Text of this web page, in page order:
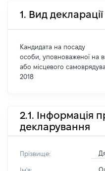
1. Вид
Кандидата на посаду
особи, уповноваженої на
або місцевого
2018
2.1. Інформація
декларування
Прізвище: